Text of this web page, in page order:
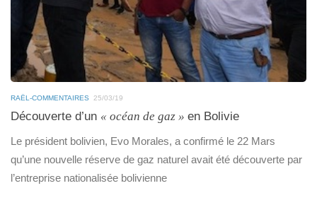
RAËL-COMMENTAIRES 25/03/19
Découverte d’un « océan de gaz » en Bolivie
Le président bolivien, Evo Morales, a confirmé le 22 Mars
qu’une nouvelle réserve de gaz naturel avait été découverte par
l’entreprise nationalisée bolivienne